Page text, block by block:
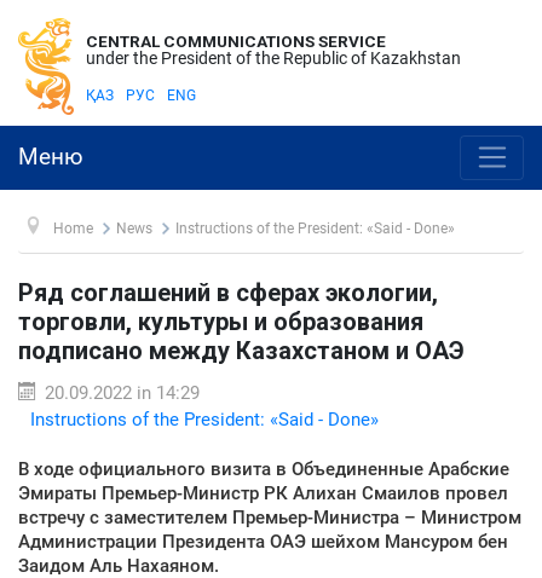
CENTRAL COMMUNICATIONS SERVICE
under the President of the Republic of Kazakhstan
ҚАЗ РУС ENG
Меню
Home News Instructions of the President: «Said - Done»
Ряд соглашений в сферах экологии,
торговли, культуры и образования
подписано между Казахстаном и ОАЭ
20.09.2022 in 14:29
Instructions of the President: «Said - Done»
В ходе официального визита в Объединенные Арабские
Эмираты Премьер-Министр РК Алихан Смаилов провел
встречу с заместителем Премьер-Министра – Министром
Администрации Президента ОАЭ шейхом Мансуром бен
Заидом Аль Нахаяном.